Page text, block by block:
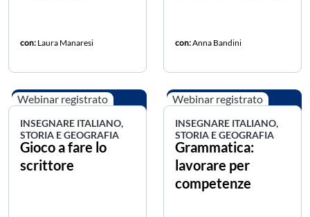
con: Laura Manaresi con:Anna Bandini
Webinar registrato
INSEGNARE ITALIANO,
STORIA E GEOGRAFIA
Gioco a fare lo
scrittore
Webinar registrato
INSEGNARE ITALIANO,
STORIA E GEOGRAFIA
Grammatica:
lavorare per
competenze